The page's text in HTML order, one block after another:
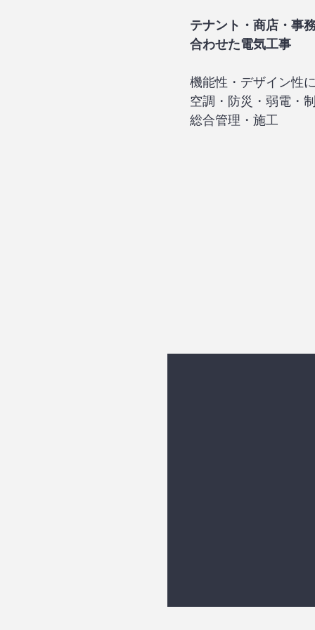
テナント・商店・事
合わせた電気工事
機能性・デザイン性
空調・防災・弱電・
総合管理・施工